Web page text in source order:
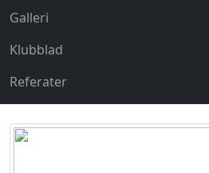
Galleri
Klubblad
Referater